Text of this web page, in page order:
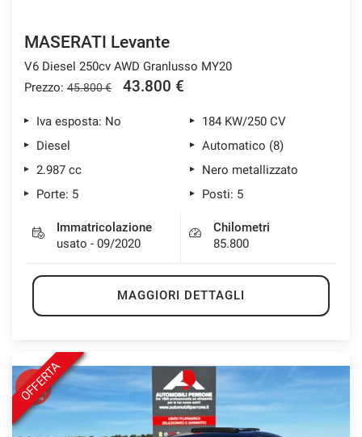
MASERATI Levante
V6 Diesel 250cv AWD Granlusso MY20
Prezzo: 45.800 € 43.800 €
Iva esposta: No
184 KW/250 CV
Diesel
Automatico (8)
2.987 cc
Nero metallizzato
Porte: 5
Posti: 5
Immatricolazione
usato - 09/2020
Chilometri
85.800
MAGGIORI DETTAGLI
OFFERTA